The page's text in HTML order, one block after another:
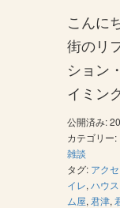
こんに
街の
ション
イミン
公開済み:
カテゴリー:
雑談
タグ: アク
イレ, ハウ
ム屋, 君津,